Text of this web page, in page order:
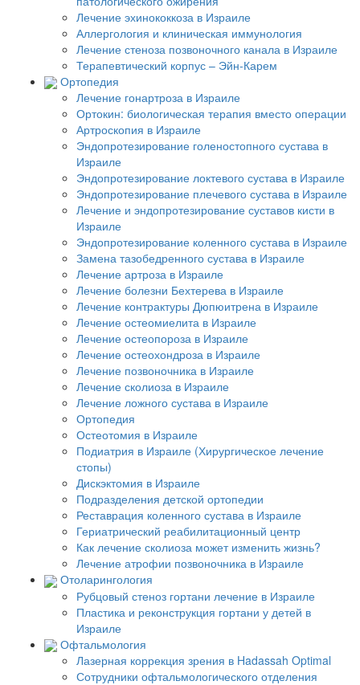
Лечение эхинококкоза в Израиле
Аллергология и клиническая иммунология
Лечение стеноза позвоночного канала в Израиле
Терапевтический корпус – Эйн-Карем
Ортопедия
Лечение гонартроза в Израиле
Ортокин: биологическая терапия вместо операции
Артроскопия в Израиле
Эндопротезирование голеностопного сустава в
Израиле
Эндопротезирование локтевого сустава в Израиле
Эндопротезирование плечевого сустава в Израиле
Лечение и эндопротезирование суставов кисти в
Израиле
Эндопротезирование коленного сустава в Израиле
Замена тазобедренного сустава в Израиле
Лечение артроза в Израиле
Лечение болезни Бехтерева в Израиле
Лечение контрактуры Дюпюитрена в Израиле
Лечение остеомиелита в Израиле
Лечение остеопороза в Израиле
Лечение остеохондроза в Израиле
Лечение позвоночника в Израиле
Лечение сколиоза в Израиле
Лечение ложного сустава в Израиле
Ортопедия
Остеотомия в Израиле
Подиатрия в Израиле (Хирургическое лечение
стопы)
Дискэктомия в Израиле
Подразделения детской ортопедии
Реставрация коленного сустава в Израиле
Гериатрический реабилитационный центр
Как лечение сколиоза может изменить жизнь?
Лечение атрофии позвоночника в Израиле
Отоларингология
Рубцовый стеноз гортани лечение в Израиле
Пластика и реконструкция гортани у детей в
Израиле
Офтальмология
Лазерная коррекция зрения в Hadassah Optimal
Сотрудники офтальмологического отделения